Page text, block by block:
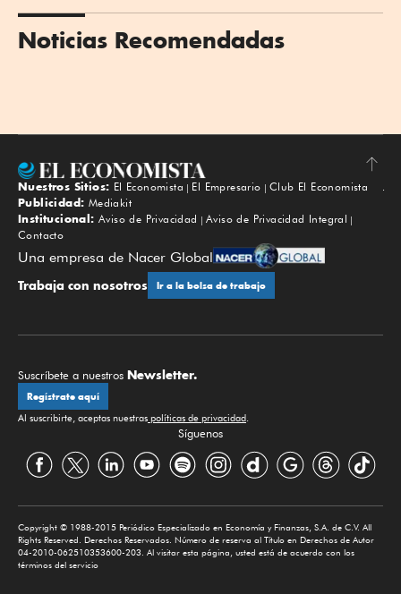
Noticias Recomendadas
Subir
Nuestros Sitios: El Economista El Empresario
Club El Economista
Publicidad: Mediakit
Institucional: Aviso de Privacidad
Aviso de Privacidad Integral
Contacto
Una empresa de Nacer Global
Trabaja con nosotros Ir a la bolsa de trabajo
Suscríbete a nuestros Newsletter.
Regístrate aquí
Al suscribirte, aceptas nuestras políticas de privacidad
Síguenos
Copyright © 1988-2015 Periódico Especializado en Economía y Finanzas, S.A. de C.V. All
Rights Reserved. Derechos Reservados. Número de reserva al Título en Derechos de Autor
04-2010-062510353600-203. Al visitar esta página, usted está de acuerdo con los
términos del servicio